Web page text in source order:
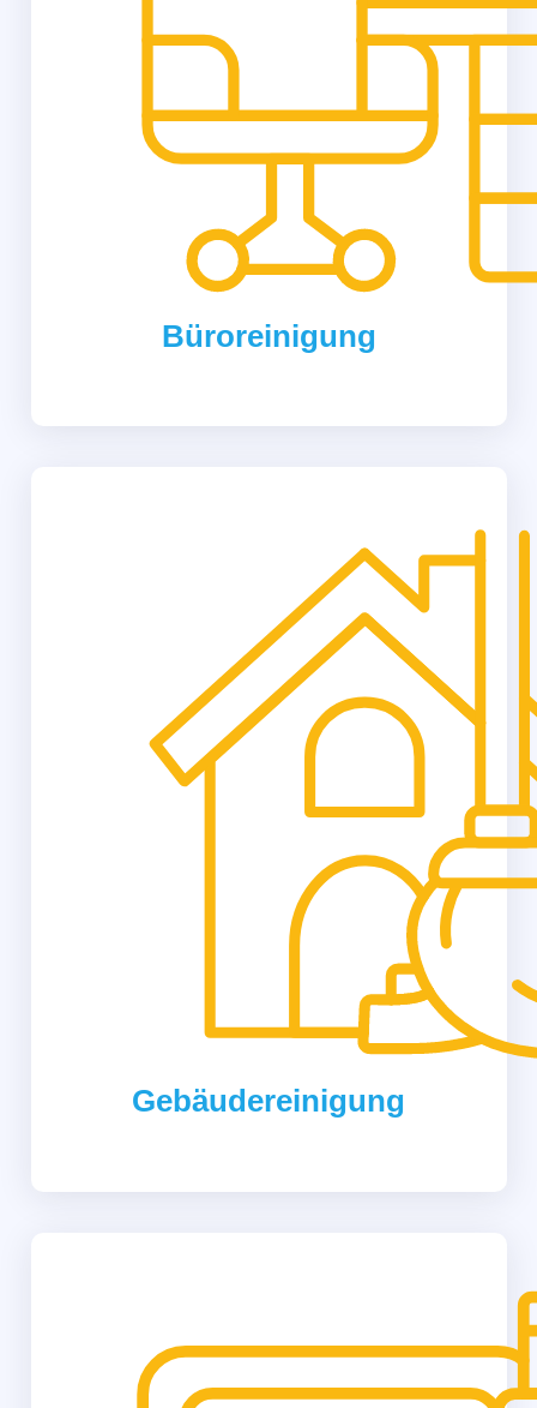
Büroreinigung
Gebäudereinigung